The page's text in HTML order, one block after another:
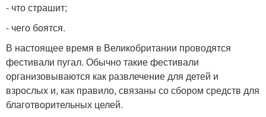
- что страшит;
- чего боятся.
В настоящее время в Великобритании проводятся
фестивали пугал. Обычно такие фестивали
организовываются как развлечение для детей и
взрослых и, как правило, связаны со сбором средств для
благотворительных целей.